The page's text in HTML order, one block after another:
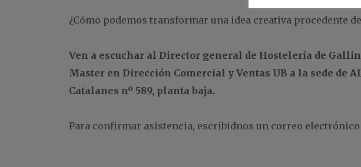
¿Cómo podemos transformar una idea creativa procedente
Ven a escuchar al Director general de Hostelería de
Master en Dirección Comercial y Ventas UB a la sede de
Catalanes nº 589, planta baja.
Para confirmar asistencia, escribidnos un correo electrónico